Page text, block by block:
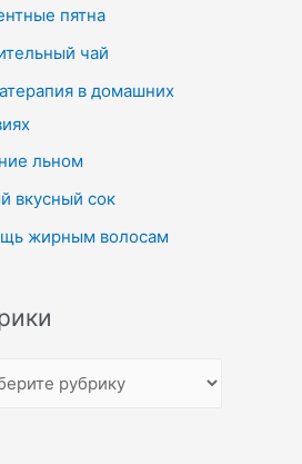
пятна
чай
в домашних
льном
вкусный сок
жирным волосам